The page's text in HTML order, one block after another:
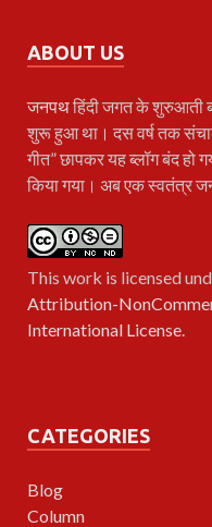
ABOUT US
जनपथहिंदी जगत के शुरुआती
शुरू हुआ था। दस वर्ष तक
गीत” छापकर यह ब्लॉग बंद हो
किया गया। अब एक स्वतंत्र
This work is licensed
Attribution-
International License.
CATEGORIES
Blog
Column